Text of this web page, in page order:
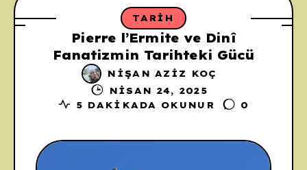
TARIH
Pierre l’Ermite ve Dinî
Fanatizmin Tarihteki Gücü
NIŞAN AZIZ KOÇ
NISAN 24, 2025
5 DAKIKADA OKUNUR
0